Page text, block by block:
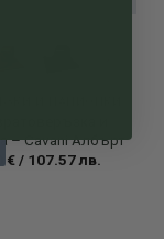
– Cavani Албърт
€/ 107.57лв.